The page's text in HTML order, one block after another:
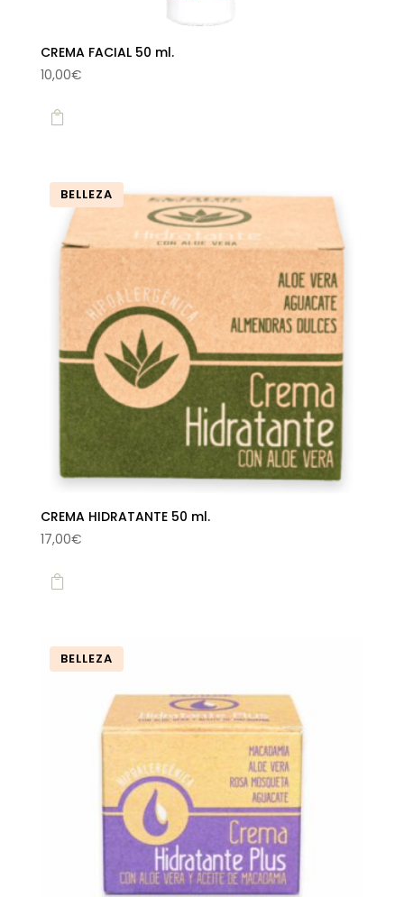
CREMA FACIAL 50 ml.
10,00€

BELLEZA
CREMA HIDRATANTE 50 ml.
17,00€

BELLEZA